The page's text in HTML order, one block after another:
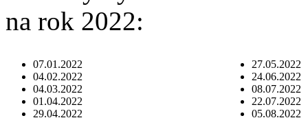
na rok 2022:
07.01.2022
04.02.2022
04.03.2022
01.04.2022
29.04.2022
27.05.2022
24.06.2022
08.07.2022
22.07.2022
05.08.2022